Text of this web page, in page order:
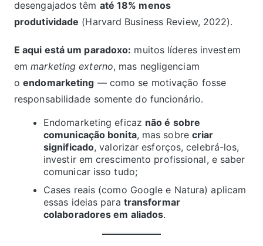
desengajados têm até 18% menos
produtividade (Harvard Business Review, 2022).
E aqui está um paradoxo: muitos líderes investem
emmarketing externo, mas negligenciam
oendomarketing — como se motivação fosse
responsabilidade somente do funcionário.
Endomarketing eficaz não é sobre
comunicação bonita, mas sobre criar
significado, valorizar esforços, celebrá-los,
investir em crescimento profissional, e saber
comunicar isso tudo;
Cases reais (como Google e Natura) aplicam
essas ideias para transformar
colaboradores em aliados.